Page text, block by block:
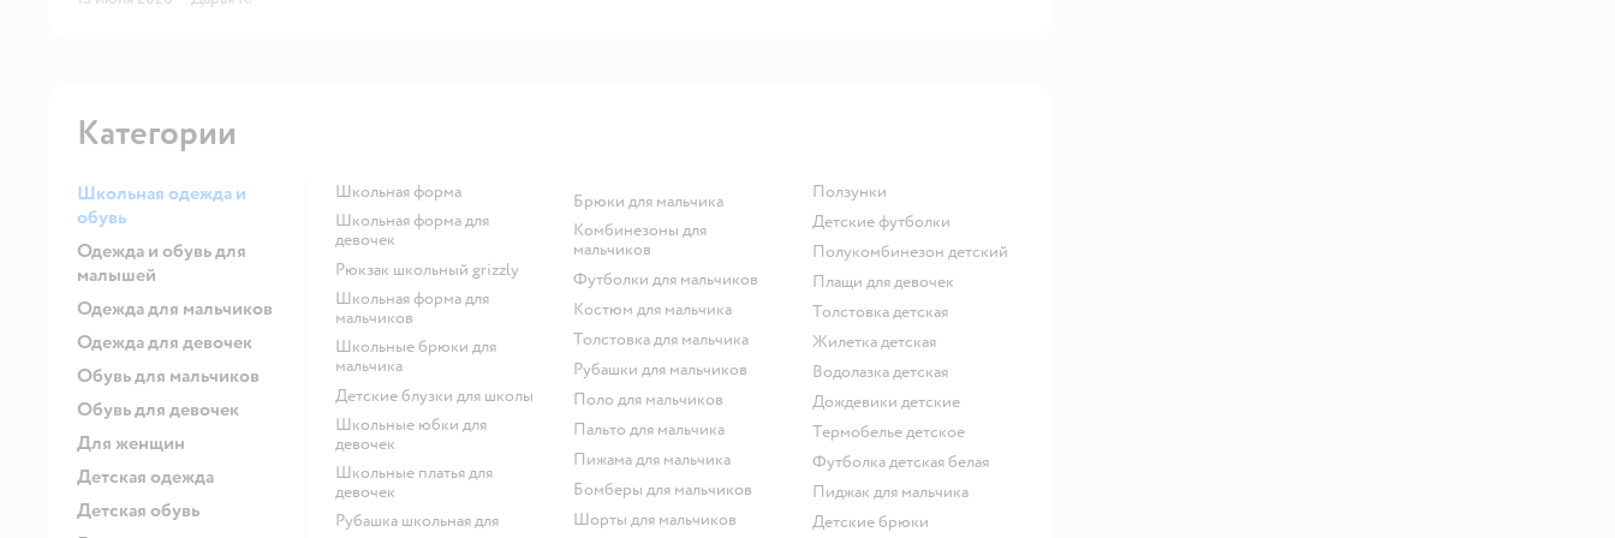
Категории
Школьная одежда и
обувь
Одежда и обувь для
малышей
Одежда для мальчиков
Одежда для девочек
Обувь для мальчиков
Обувь для девочек
Для женщин
Детская одежда
Детская обувь
Школьная форма
Школьная форма для
девочек
Рюкзак школьный grizzly
Школьная форма для
мальчиков
Школьные брюки для
мальчика
Детские блузки для школы
Школьные юбки для
девочек
Школьные платья для
девочек
Рубашка школьная для
Брюки для мальчика
Комбинезоны для
мальчиков
Футболки для мальчиков
Костюм для мальчика
Толстовка для мальчика
Рубашки для мальчиков
Поло для мальчиков
Пальто для мальчика
Пижама для мальчика
Бомберы для мальчиков
Шорты для мальчиков
Ползунки
Детские футболки
Полукомбинезон детский
Плащи для девочек
Толстовка детская
Жилетка детская
Водолазка детская
Дождевики детские
Термобелье детское
Футболка детская белая
Пиджак для мальчика
Детские брюки